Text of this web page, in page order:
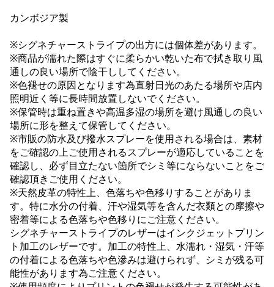
カンボジア製
※シグネチャーストライプの出方には個体差があります。
※商品が濡れた際はすぐに柔らかい乾いた布で拭き取り風
通しの良い場所で陰干ししてください。
※色褪せの原因となります為直射日光のあたる場所や店内
照明近く等に長時間放置しないでください。
※保管時は重ね置きや高温多湿の場所を避け風通しの良い
場所に形を整えて保管してください。
※市販の防水及び撥水スプレーを使用される場合は、素材
をご確認の上ご使用されるスプレーが適応していることを
確認し、必ず目立たない箇所でシミ等にならないことをご
確認頂きご使用ください。
※天然皮革の特性上、色落ちや色移りすることがありま
す。特に水分の付着、汗や湿気等を含んだ衣類との摩擦や
密着等による色落ちや色移りにご注意ください。
シグネチャーストライプのレザーはインクジェットプリン
ト加工のレザーです。加工の特性上、水濡れ・湿気・汗等
の付着による色落ちや色滲みは避けられず、シミが残る可
能性があります為ご注意ください。